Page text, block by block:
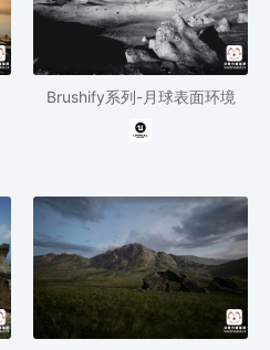
Brushify系列-月球表面环境